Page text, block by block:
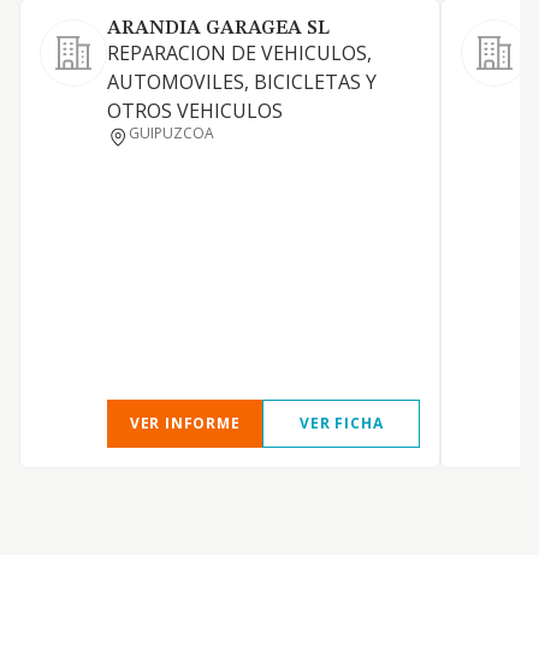
ARANDIA GARAGEA SL
REPARACION DE VEHICULOS,
AUTOMOVILES, BICICLETAS Y
OTROS VEHICULOS
GUIPUZCOA
VER INFORME VER FICHA